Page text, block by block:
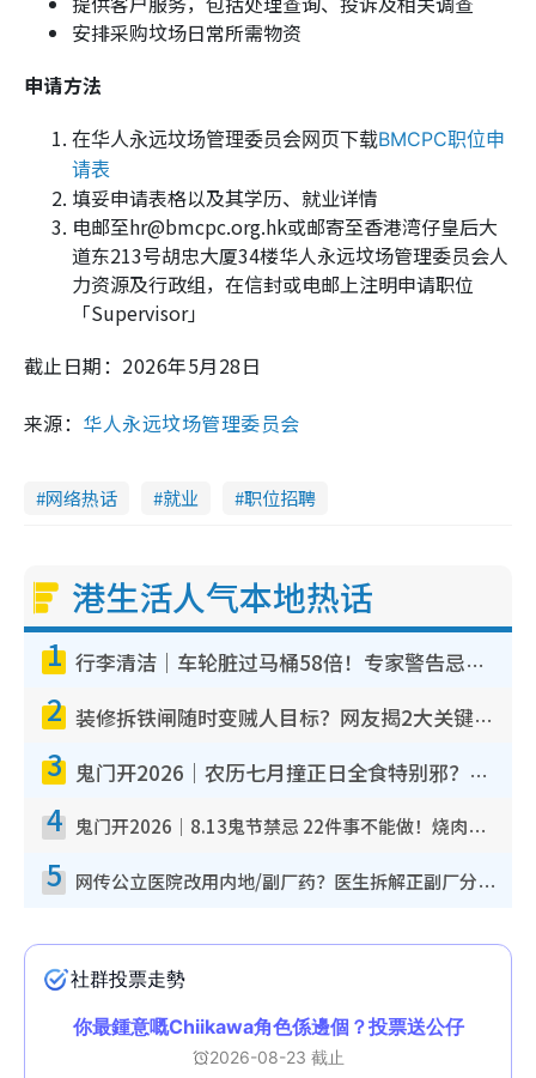
安排采购坟场日常所需物资
申请方法
在华人永远坟场管理委员会网页下载BMCPC职位申
请表
填妥申请表格以及其学历、就业详情
电邮至hr@bmcpc.org.hk或邮寄至香港湾仔皇后大
道东213号胡忠大厦34楼华人永远坟场管理委员会人
力资源及行政组，在信封或电邮上注明申请职位
「Supervisor」
截止日期：2026年5月28日
来源： 华人永远坟场管理委员会
网络热话 就业 职位招聘
港生活人气本地热话
1 行李清洁｜车轮脏过马桶58倍！专家警告忌用酒精擦 教1招免脏手除菌
2 装修拆铁闸随时变贼人目标？网友揭2大关键用途：装新款等于白装？附新旧铁闸分别
3 鬼门开2026｜农历七月撞正日全食特别邪？专家警告切忌做一事！揭4大禁忌+2招保平安
4 鬼门开2026｜8.13鬼节禁忌 22件事不能做！烧肉、刺身要少食？半夜勿吹口哨/打给个电话
5 网传公立医院改用内地/副厂药？医生拆解正副厂分别，揭4类人换药随时出事